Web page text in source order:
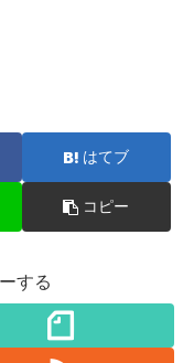
はてブ
コピー
する